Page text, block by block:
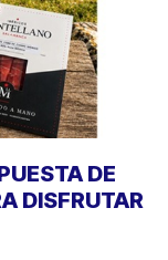
DE
DISFRUTAR